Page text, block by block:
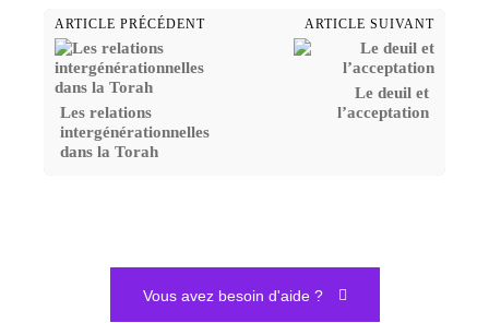
ARTICLE PRÉCÉDENT
Les relations
intergénérationnelles
dans la Torah
ARTICLE SUIVANT
Le deuil et
l’acceptation
Vous avez besoin d'aide ?